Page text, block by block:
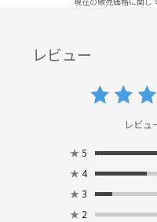
レビュー
レビュ
★ 5
★ 4
★ 3
★ 2